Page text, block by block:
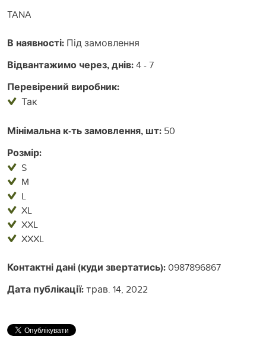
TANA
В наявності: Під замовлення
Відвантажимо через, днів:4 - 7
Перевірений виробник:
Так
Мінімальна к-ть замовлення, шт: 50
Розмір:
S
M
L
XL
XXL
XXXL
Контактні дані (куди звертатись):0987896867
Дата публікації:трав. 14, 2022